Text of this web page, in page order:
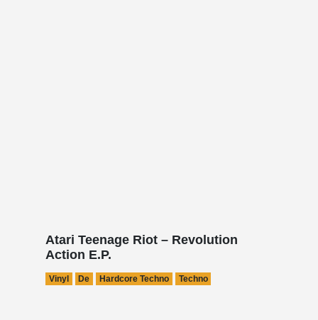
Atari Teenage Riot – Revolution
Action E.P.
Vinyl De Hardcore Techno Techno